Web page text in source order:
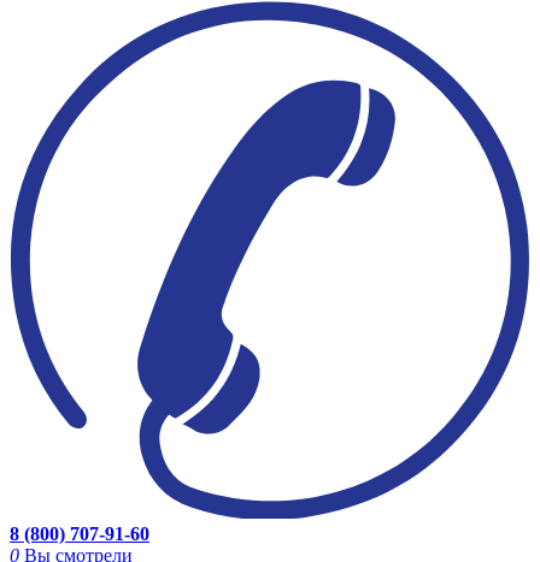
8 (800) 707-91-60
0 Вы смотрели